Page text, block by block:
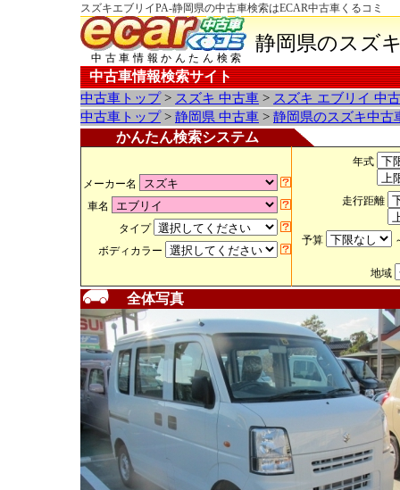
スズキエブリイPA-静岡県の中古車検索はECAR中古車くるコミ
中古車情報かんたん検索
静岡県のスズ
中古車情報検索サイト
中古車トップ> スズキ 中古車 > スズキ エブリイ 中
中古車トップ> 静岡県 中古車 > 静岡県のスズキ中古
かんたん検索システム
メーカー名
車名
タイプ
ボディカラー
年式
走行距離
予算
地域
全体写真